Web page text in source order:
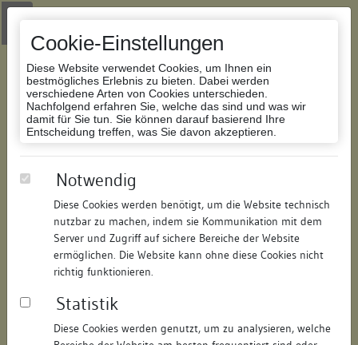
Cookie-Einstellungen
Diese Website verwendet Cookies, um Ihnen ein
bestmögliches Erlebnis zu bieten. Dabei werden
verschiedene Arten von Cookies unterschieden.
Nachfolgend erfahren Sie, welche das sind und was wir
damit für Sie tun. Sie können darauf basierend Ihre
Entscheidung treffen, was Sie davon akzeptieren.
Notwendig
Diese Cookies werden benötigt, um die Website technisch
nutzbar zu machen, indem sie Kommunikation mit dem
Server und Zugriff auf sichere Bereiche der Website
ermöglichen. Die Website kann ohne diese Cookies nicht
richtig funktionieren.
Statistik
Diese Cookies werden genutzt, um zu analysieren, welche
Zur Navigation springen
Zum Inhalt der Website springen
Datenbank Bauforschung/Restaurierung
291219389296/Datum:12.03.2007
Datenbestand:
Bauforschung
Als PDF herunterladen:
Objektdaten